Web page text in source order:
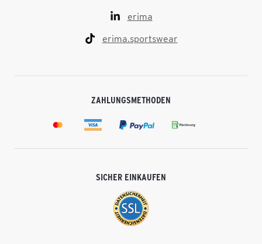
erima
erima.sportswear
ZAHLUNGSMETHODEN
SICHER EINKAUFEN